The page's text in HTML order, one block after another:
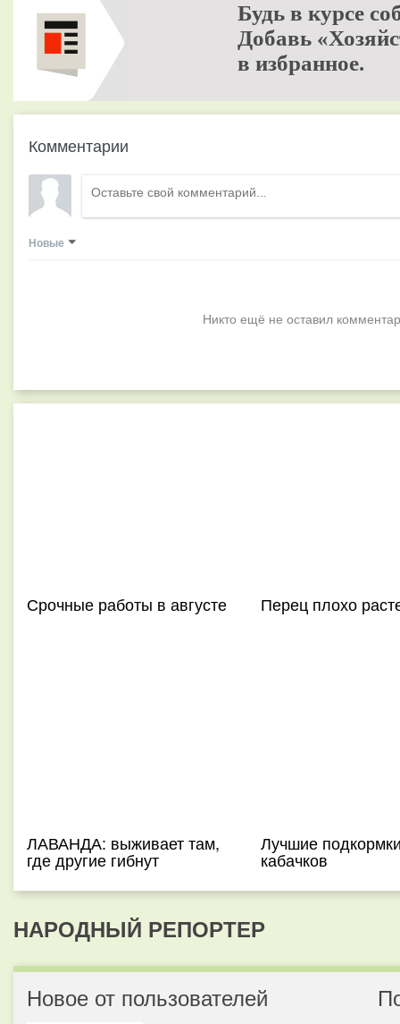
Будь в курсе
Добавь
в избранное.
Комментарии
Новые
Никто ещё не оставил
Срочные работы в августе Перец плохо
ЛАВАНДА: выживает там,
где другие гибнут
Лучшие
кабачков
НАРОДНЫЙ РЕПОРТЕР
Новое от пользователей